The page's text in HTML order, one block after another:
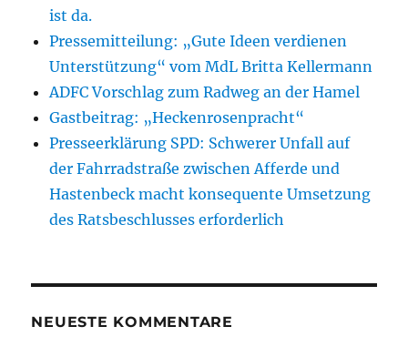
ist da.
Pressemitteilung: „Gute Ideen verdienen
Unterstützung“ vom MdL Britta Kellermann
ADFC Vorschlag zum Radweg an der Hamel
Gastbeitrag: „Heckenrosenpracht“
Presseerklärung SPD: Schwerer Unfall auf
der Fahrradstraße zwischen Afferde und
Hastenbeck macht konsequente Umsetzung
des Ratsbeschlusses erforderlich
NEUESTE KOMMENTARE